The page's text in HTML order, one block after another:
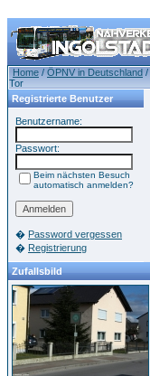
Home / ÖPNV in Deutschland /
Tor
Registrierte Benutzer
Benutzername:
Passwort:
Beim nächsten Besuch
automatisch anmelden?
� Password vergessen
� Registrierung
Zufallsbild